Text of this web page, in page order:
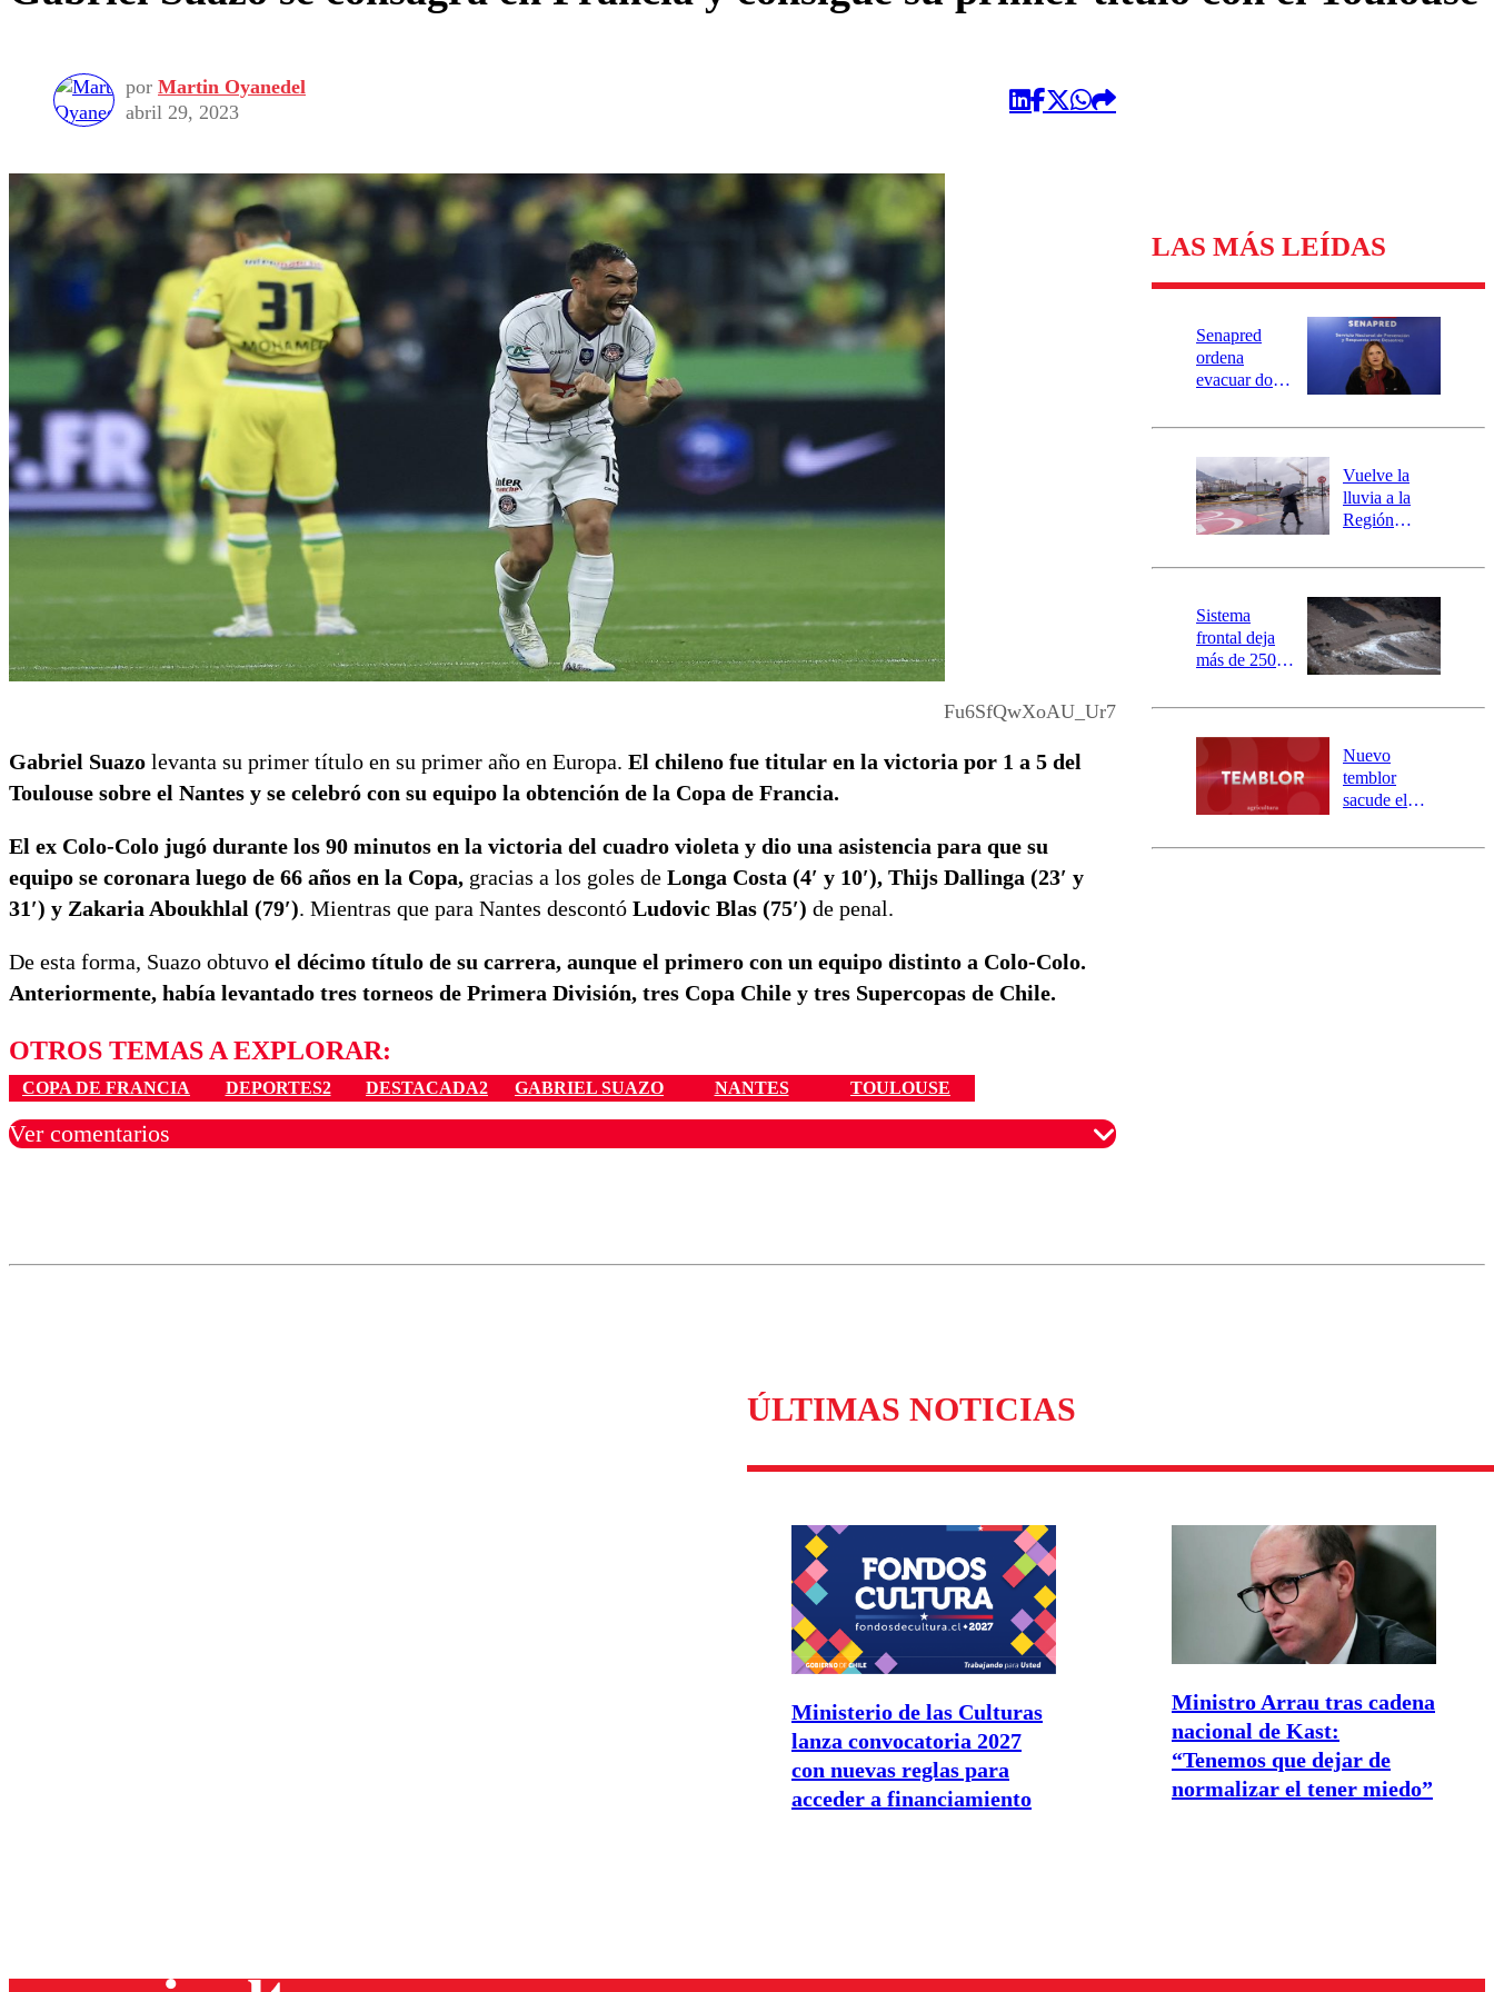
por Martin Oyanedel
abril 29, 2023
Fu6SfQwXoAU_Ur7
Gabriel Suazo levanta su primer título en su primer año en Europa. El chileno fue titular en la victoria por 1 a 5 del
Toulouse sobre el Nantes y se celebró con su equipo la obtención de la Copa de Francia.
El ex Colo-Colo jugó durante los 90 minutos en la victoria del cuadro violeta y dio una asistencia para que su
equipo se coronara luego de 66 años en la Copa, gracias a los goles de Longa Costa (4′ y 10′), Thijs Dallinga (23′ y
31′) y Zakaria Aboukhlal (79′). Mientras que para Nantes descontó Ludovic Blas (75′) de penal.
De esta forma, Suazo obtuvo el décimo título de su carrera, aunque el primero con un equipo distinto a Colo-Colo.
Anteriormente, había levantado tres torneos de Primera División, tres Copa Chile y tres Supercopas de Chile.
OTROS TEMAS A EXPLORAR:
COPA DE FRANCIA DEPORTES2 DESTACADA2 GABRIEL SUAZO NANTES TOULOUSE
Ver comentarios
LAS MÁS LEÍDAS
Senapred
ordena
evacuar dos
Carahue por
río Damas:
activa
mensajería
SAE
Vuelve la
lluvia a la
Región
este es el
la DMC para
este viernes
Sistema
frontal deja
más de 250
y 317
aisladas entre
Valparaíso y
Los Ríos
Nuevo
temblor
sacude el
revisa la
ÚLTIMAS NOTICIAS
Ministerio de las Culturas
lanza convocatoria 2027
con nuevas reglas para
acceder a financiamiento
Ministro Arrau tras cadena
nacional de Kast:
“Tenemos que dejar de
normalizar el tener miedo”